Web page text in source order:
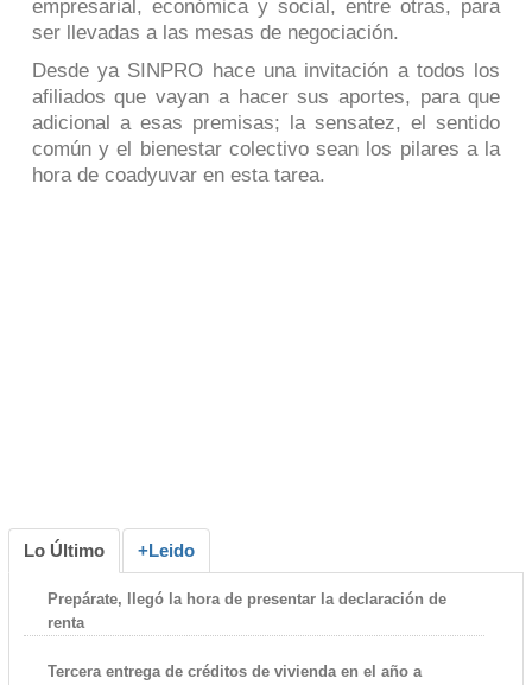
empresarial, económica y social, entre otras, para
ser llevadas a las mesas de negociación.
Desde ya SINPRO hace una invitación a todos los
afiliados que vayan a hacer sus aportes, para que
adicional a esas premisas; la sensatez, el sentido
común y el bienestar colectivo sean los pilares a la
hora de coadyuvar en esta tarea.
Lo Último +Leido
Prepárate, llegó la hora de presentar la declaración de
renta
Tercera entrega de créditos de vivienda en el año a